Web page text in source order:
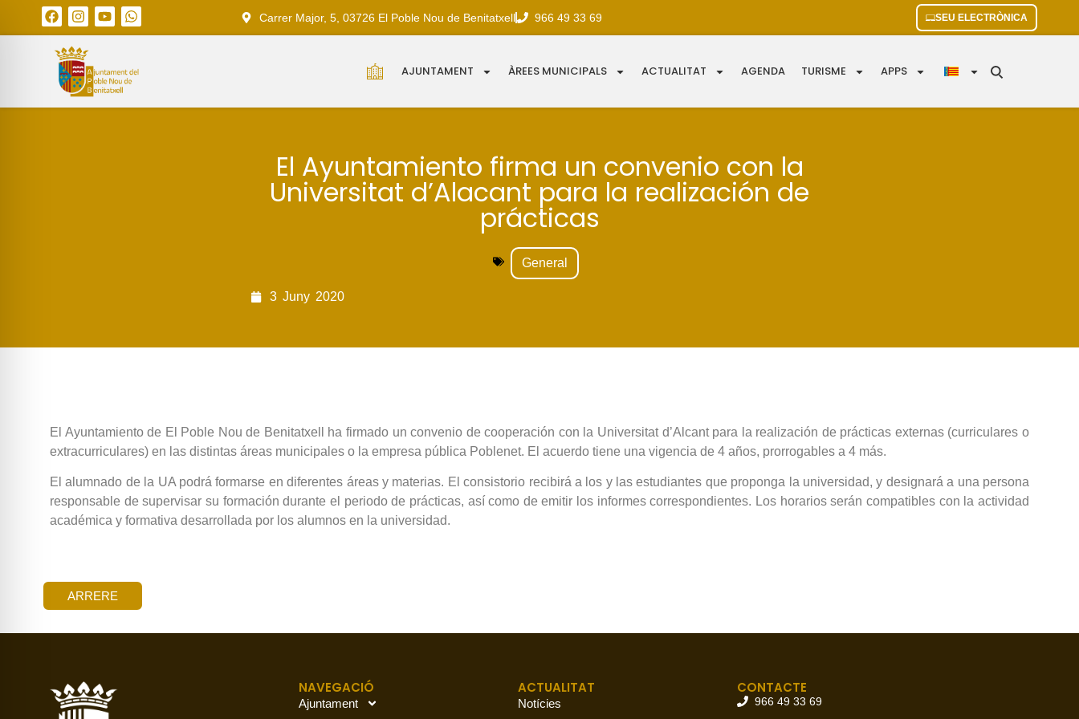
Carrer Major, 5, 03726 El Poble Nou de Benitatxell 966 49 33 69 SEU ELECTRÒNICA
AJUNTAMENT ÀREES MUNICIPALS ACTUALITAT AGENDA TURISME APPS
El Ayuntamiento firma un convenio con la
Universitat d’Alacant para la realización de
prácticas
General
3 Juny 2020
El Ayuntamiento de El Poble Nou de Benitatxell ha firmado un convenio de cooperación con la Universitat d’Alcant para la realización de prácticas externas (curriculares o
extracurriculares) en las distintas áreas municipales o la empresa pública Poblenet. El acuerdo tiene una vigencia de 4 años, prorrogables a 4 más.
El alumnado de la UA podrá formarse en diferentes áreas y materias. El consistorio recibirá a los y las estudiantes que proponga la universidad, y designará a una persona
responsable de supervisar su formación durante el periodo de prácticas, así como de emitir los informes correspondientes. Los horarios serán compatibles con la actividad
académica y formativa desarrollada por los alumnos en la universidad.
ARRERE
NAVEGACIÓ
Ajuntament
ACTUALITAT
Notícies
CONTACTE
966 49 33 69